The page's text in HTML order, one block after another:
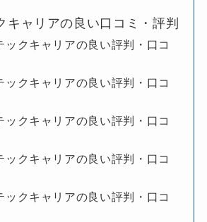
キャリアの良い口コミ・評判
ックキャリアの良い評判・口コ
ックキャリアの良い評判・口コ
ックキャリアの良い評判・口コ
ックキャリアの良い評判・口コ
ックキャリアの良い評判・口コ